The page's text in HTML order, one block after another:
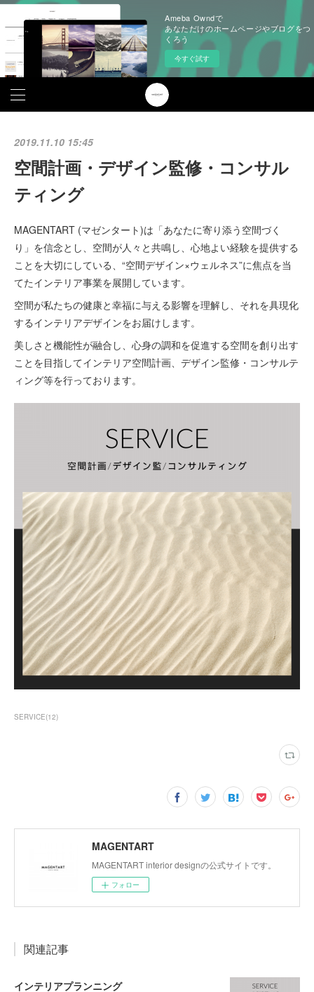
Ameba Owndで
あなただけのホームページやブログをつ
くろう
今すぐ試す
2019.11.10 15:45
空間計画・デザイン監修・コンサル
ティング
MAGENTART (マゼンタート)は「あなたに寄り添う空間づく
り」を信念とし、空間が人々と共鳴し、心地よい経験を提供する
ことを大切にしている、“空間デザイン×ウェルネス”に焦点を当
てたインテリア事業を展開しています。
空間が私たちの健康と幸福に与える影響を理解し、それを具現化
するインテリアデザインをお届けします。
美しさと機能性が融合し、心身の調和を促進する空間を創り出す
ことを目指してインテリア空間計画、デザイン監修・コンサルテ
ィング等を行っております。
SERVICE(12)
MAGENTART
MAGENTART interior designの公式サイトです。
フォロー
関連記事
インテリアプランニング